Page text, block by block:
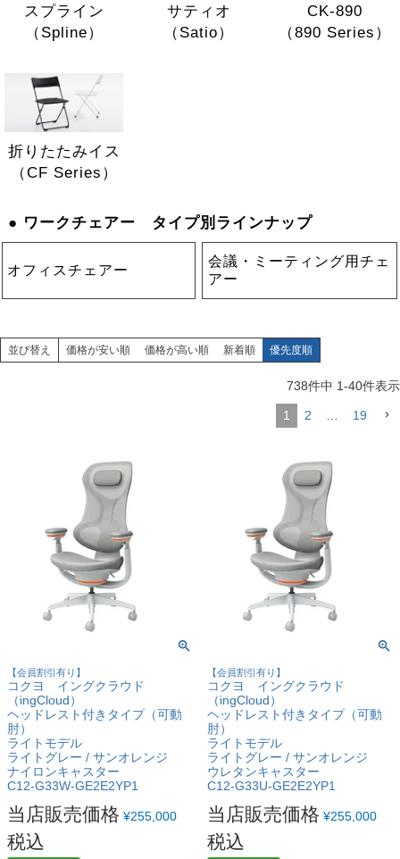
スプライン
（Spline）
サティオ
（Satio）
CK-890
（890 Series）
折りたたみイス
（CF Series）
● ワークチェアー タイプ別ラインナップ
オフィスチェアー
会議・ミーティング用チェ
アー
並び替え 価格が安い順 価格が高い順 新着順 優先度順
738件中 1-40件表示
1 2 … 19
【会員割引有り】
コクヨ イングクラウド
（ingCloud）
ヘッドレスト付きタイプ（可動
肘）
ライトモデル
ライトグレー / サンオレンジ
ナイロンキャスター
C12-G33W-GE2E2YP1
当店販売価格 ¥255,000
税込
【会員割引有り】
コクヨ イングクラウド
（ingCloud）
ヘッドレスト付きタイプ（可動
肘）
ライトモデル
ライトグレー / サンオレンジ
ウレタンキャスター
C12-G33U-GE2E2YP1
当店販売価格 ¥255,000
税込